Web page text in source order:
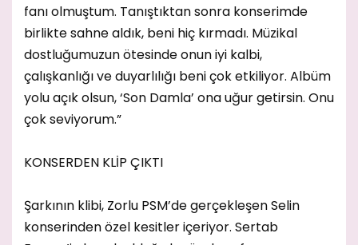
fanı olmuştum. Tanıştıktan sonra konserimde
birlikte sahne aldık, beni hiç kırmadı. Müzikal
dostluğumuzun ötesinde onun iyi kalbi,
çalışkanlığı ve duyarlılığı beni çok etkiliyor. Albüm
yolu açık olsun, ‘Son Damla’ ona uğur getirsin. Onu
çok seviyorum.”
KONSERDEN KLİP ÇIKTI
Şarkının klibi, Zorlu PSM’de gerçekleşen Selin
konserinden özel kesitler içeriyor. Sertab